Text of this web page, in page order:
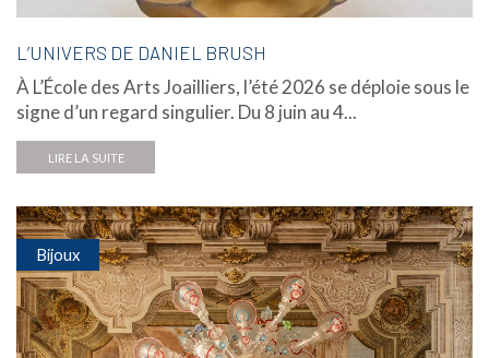
L’UNIVERS DE DANIEL BRUSH
À L’École des Arts Joailliers, l’été 2026 se déploie sous le
signe d’un regard singulier. Du 8 juin au 4...
LIRE LA SUITE
Bijoux